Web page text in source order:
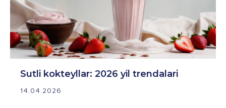
Sutli kokteyllar: 2026 yil trendalari
14.04.2026